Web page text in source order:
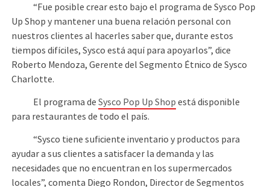
“Fue posible crear esto bajo el programa de Sysco Pop
Up Shop y mantener una buena relación personal con
nuestros clientes al hacerles saber que, durante estos
tiempos difíciles, Sysco está aquí para apoyarlos”, dice
Roberto Mendoza, Gerente del Segmento Étnico de Sysco
Charlotte.
El programa deSysco Pop Up Shop está disponible
para restaurantes de todo el país.
“Sysco tiene suficiente inventario y productos para
ayudar a sus clientes a satisfacer la demanda y las
necesidades que no encuentran en los supermercados
locales”, comenta Diego Rondon, Director de Segmentos